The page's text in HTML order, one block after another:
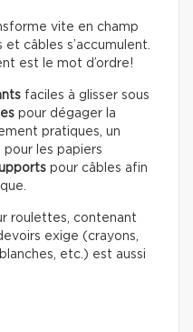
vite en champ
câbles s’accumulent.
est le mot d’ordre!
faciles à glisser sous
pour dégager la
pratiques, un
les papiers
pour câbles afin
roulettes, contenant
exige (crayons,
etc.) est aussi